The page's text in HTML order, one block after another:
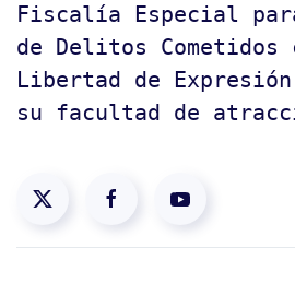
Fiscalía Especial
de Delitos
Libertad de
su facultad de